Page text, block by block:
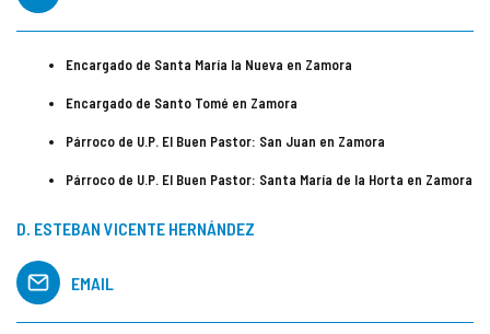
Encargado de Santa María la Nueva en Zamora
Encargado de Santo Tomé en Zamora
Párroco de U.P. El Buen Pastor: San Juan en Zamora
Párroco de U.P. El Buen Pastor: Santa María de la Horta en Zamora
D. ESTEBAN VICENTE HERNÁNDEZ
EMAIL